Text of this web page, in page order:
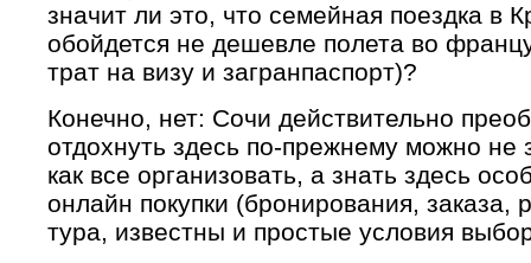
значит ли это, что семейная поездка в
обойдется не дешевле полета во
трат на визу и загранпаспорт)?
Конечно, нет: Сочи действительно
отдохнуть здесь по-прежнему можно не
как все организовать, а знать здесь
онлайн покупки (бронирования, заказа,
тура, известны и простые условия